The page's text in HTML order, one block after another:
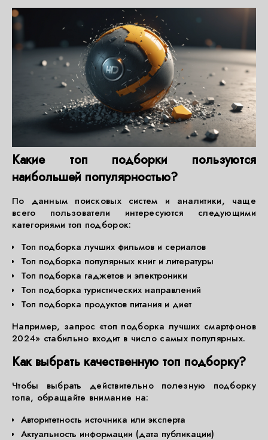
Какие топ подборки пользуются
наибольшей популярностью?
По данным поисковых систем и аналитики, чаще
всего пользователи интересуются следующими
категориями топ подборок:
Топ подборка лучших фильмов и сериалов
Топ подборка популярных книг и литературы
Топ подборка гаджетов и электроники
Топ подборка туристических направлений
Топ подборка продуктов питания и диет
Например, запрос «топ подборка лучших смартфонов
2024» стабильно входит в число самых популярных.
Как выбрать качественную топ подборку?
Чтобы выбрать действительно полезную подборку
топа, обращайте внимание на:
Авторитетность источника или эксперта
Актуальность информации (дата публикации)